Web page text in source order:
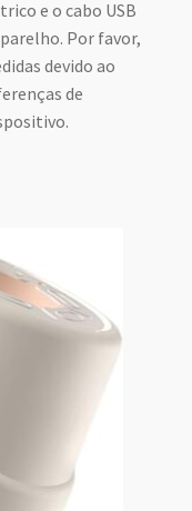
e o cabo USB
Por favor,
devido ao
de